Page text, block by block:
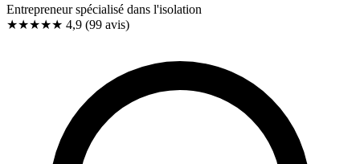
Entrepreneur spécialisé dans l'isolation
★★★★★ 4,9 (99 avis)